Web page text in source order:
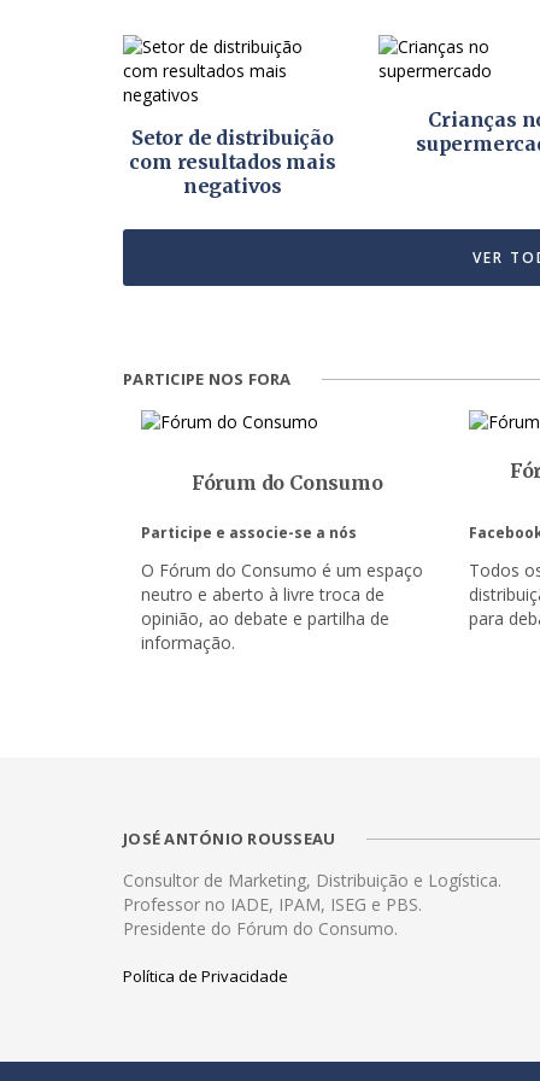
Setor de distribuição
com resultados mais
negativos
Crianças
PARTICIPE NOS FORA
Fórum do Consumo
Participe e associe-se a nós
O Fórum do Consumo é um espaço
neutro e aberto à livre troca de
opinião, ao debate e partilha de
informação.
Todos
para
JOSÉ ANTÓNIO ROUSSEAU
Consultor de Marketing, Distribuição e Logística.
Professor no IADE, IPAM, ISEG e PBS.
Presidente do Fórum do Consumo.
Política de Privacidade